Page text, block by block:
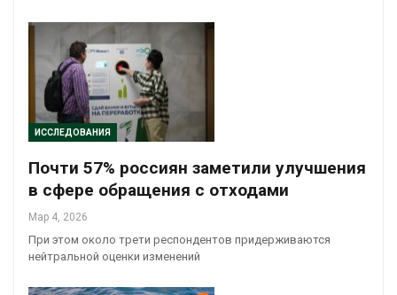
ИССЛЕДОВАНИЯ
Почти 57% россиян заметили улучшения
в сфере обращения с отходами
Мар 4, 2026
При этом около трети респондентов придерживаются
нейтральной оценки изменений